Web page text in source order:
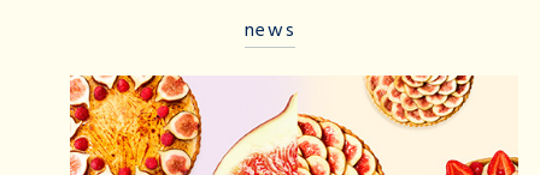
news